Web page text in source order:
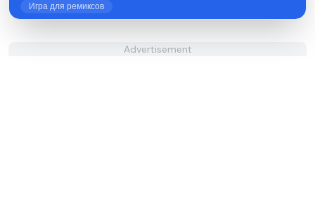
Игра для ремиксов
Advertisement